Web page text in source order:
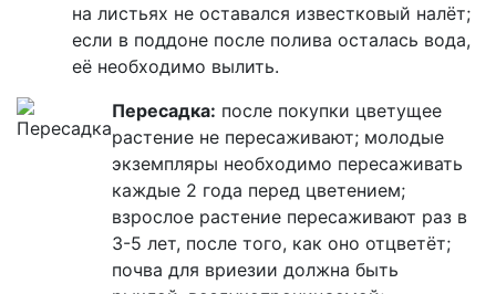
на листьях не оставался известковый налёт;
если в поддоне после полива осталась вода,
её необходимо вылить.
Пересадка: после покупки цветущее
растение не пересаживают; молодые
экземпляры необходимо пересаживать
каждые 2 года перед цветением;
взрослое растение пересаживают раз в
3-5 лет, после того, как оно отцветёт;
почва для вриезии должна быть